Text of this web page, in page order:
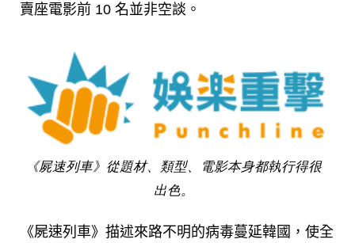
賣座電影前 10 名並非空談。
《屍速列車》從題材、類型、電影本身都執行得很
出色。
《屍速列車》描述來路不明的病毒蔓延韓國，使全